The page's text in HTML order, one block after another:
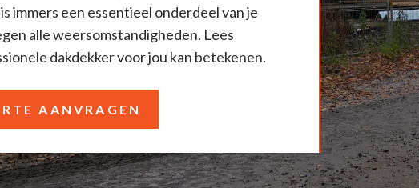
immers een essentieel onderdeel van je
alle weersomstandigheden. Lees
dakdekker voor jou kan betekenen.
AANVRAGEN